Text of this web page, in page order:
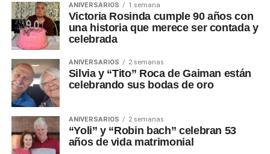
ANIVERSARIOS 1 semana
Victoria Rosinda cumple 90 años con
una historia que merece ser contada y
celebrada
ANIVERSARIOS 2 semanas
Silvia y “Tito” Roca de Gaiman están
celebrando sus bodas de oro
ANIVERSARIOS 2 semanas
“Yoli” y “Robin bach” celebran 53
años de vida matrimonial